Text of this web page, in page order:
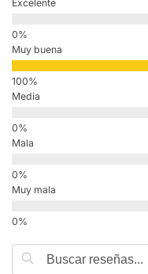
Excelente
Muy buena
Media
Mala
Muy mala